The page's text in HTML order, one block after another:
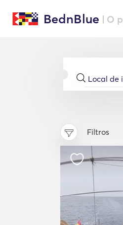
BednBlue | O
Filtros